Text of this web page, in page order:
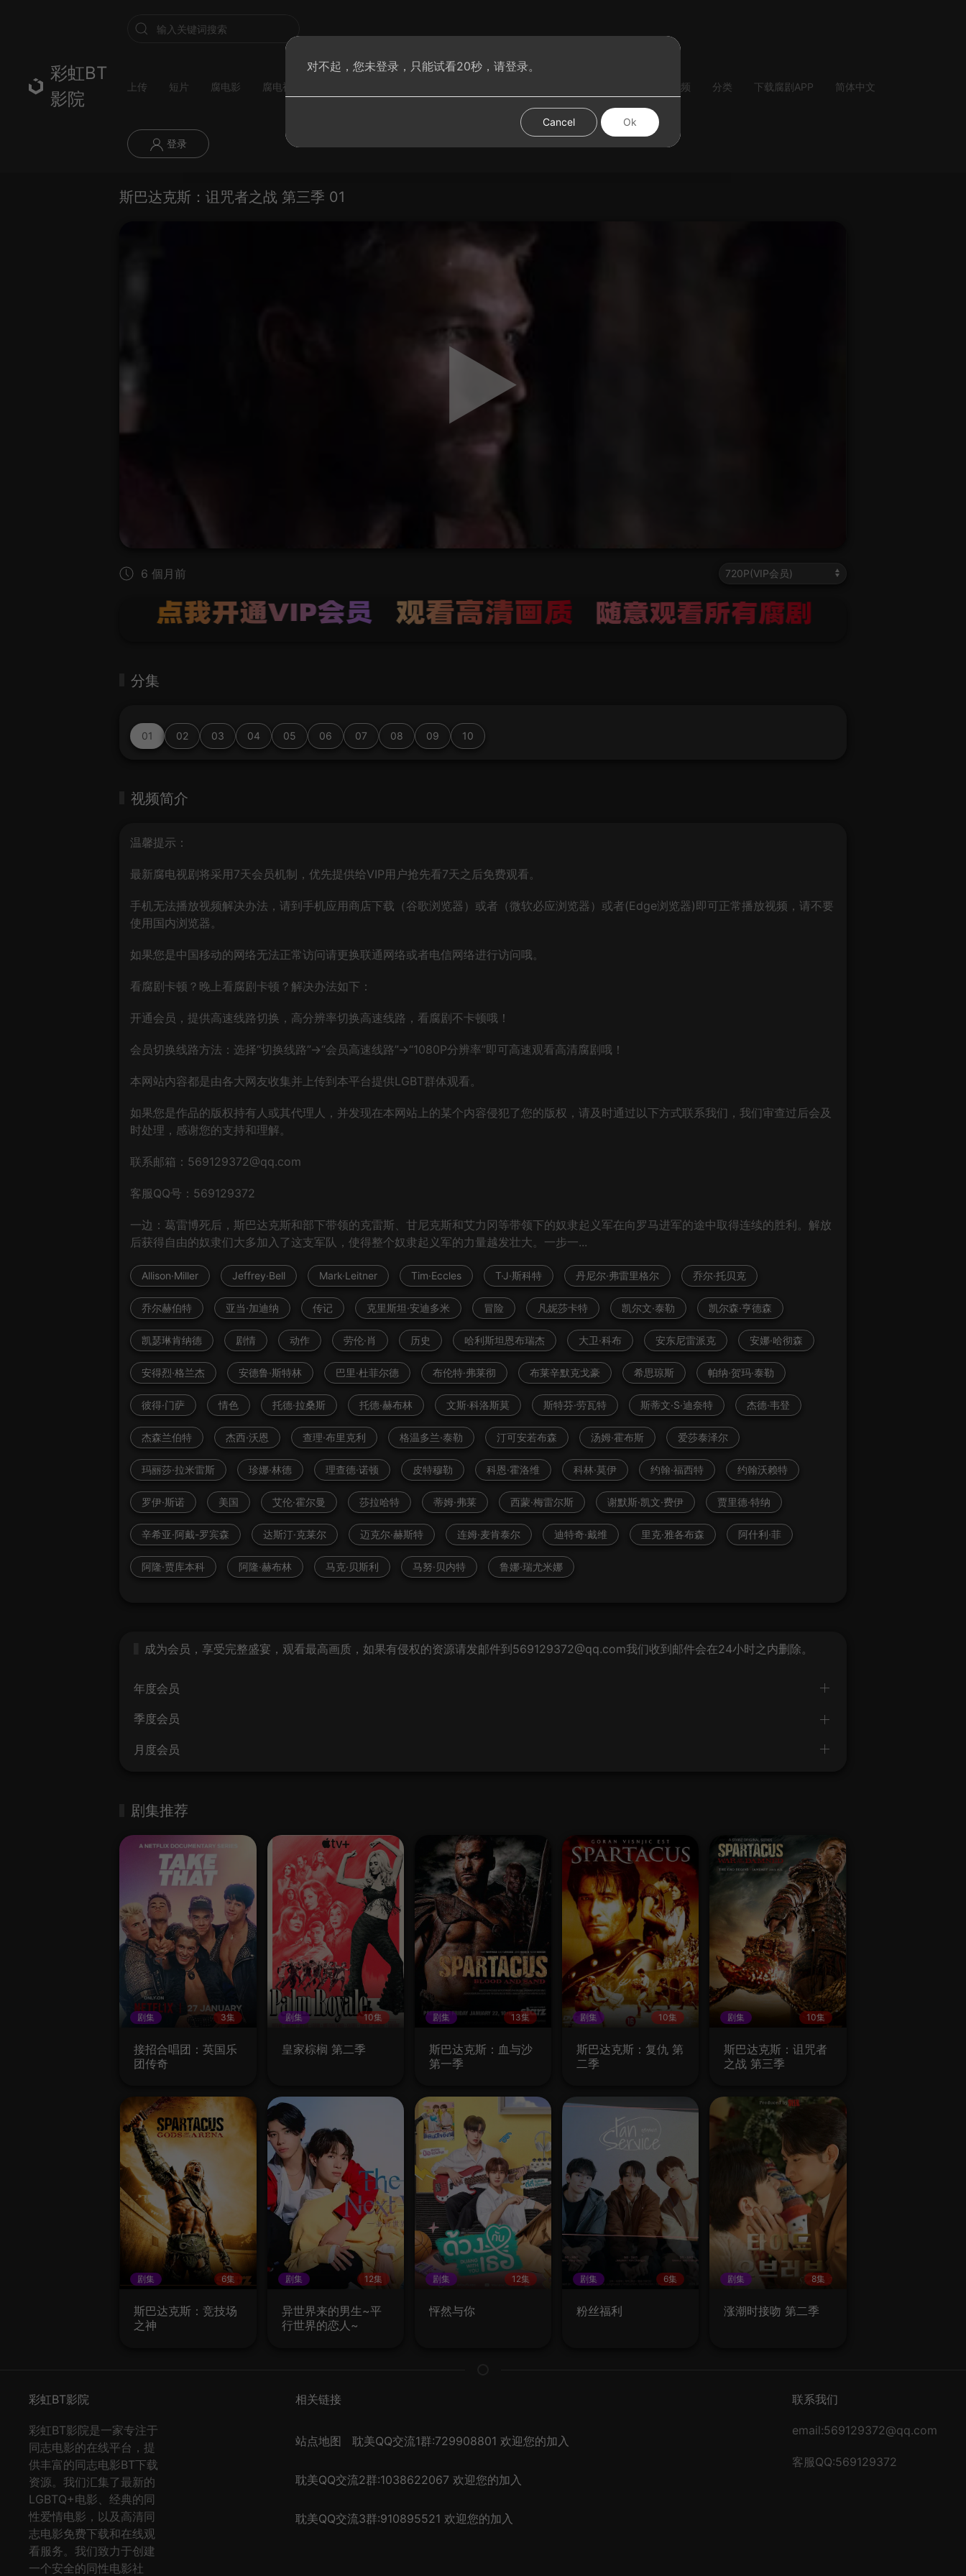
彩虹BT
影院
上传 短片 腐电影 腐电视剧 音频 分类 下载腐剧APP 简体中文
登录
斯巴达克斯：诅咒者之战 第三季 01
6 個月前
分集
01 02 03 04 05 06 07 08 09 10
视频简介
温馨提示：
最新腐电视剧将采用7天会员机制，优先提供给VIP用户抢先看7天之后免费观看。
手机无法播放视频解决办法，请到手机应用商店下载（谷歌浏览器）或者（微软必应浏览器）或者(Edge浏览器)即可正常播放视频，请不要
使用国内浏览器。
如果您是中国移动的网络无法正常访问请更换联通网络或者电信网络进行访问哦。
看腐剧卡顿？晚上看腐剧卡顿？解决办法如下：
开通会员，提供高速线路切换，高分辨率切换高速线路，看腐剧不卡顿哦！
会员切换线路方法：选择“切换线路”→“会员高速线路”→“1080P分辨率”即可高速观看高清腐剧哦！
本网站内容都是由各大网友收集并上传到本平台提供LGBT群体观看。
如果您是作品的版权持有人或其代理人，并发现在本网站上的某个内容侵犯了您的版权，请及时通过以下方式联系我们，我们审查过后会及
时处理，感谢您的支持和理解。
联系邮箱：569129372@qq.com
客服QQ号：569129372
一边：葛雷博死后，斯巴达克斯和部下带领的克雷斯、甘尼克斯和艾力冈等带领下的奴隶起义军在向罗马进军的途中取得连续的胜利。解放
后获得自由的奴隶们大多加入了这支军队，使得整个奴隶起义军的力量越发壮大。一步一...
Allison·Miller Jeffrey·Bell Mark·Leitner Tim·Eccles T·J·斯科特 丹尼尔·弗雷里格尔 乔尔·托贝克
乔尔赫伯特 亚当·加迪纳 传记 克里斯坦·安迪多米 冒险 凡妮莎卡特 凯尔文·泰勒 凯尔森·亨德森
凯瑟琳肯纳德 剧情 动作 劳伦·肖 历史 哈利斯坦恩布瑞杰 大卫·科布 安东尼雷派克 安娜·哈彻森
安得烈·格兰杰 安德鲁·斯特林 巴里·杜菲尔德 布伦特·弗莱彻 布莱辛默克戈豪 希思琼斯 帕纳·贺玛·泰勒
彼得·门萨 情色 托德·拉桑斯 托德·赫布林 文斯·科洛斯莫 斯特芬·劳瓦特 斯蒂文·S·迪奈特 杰德·韦登
杰森兰伯特 杰西·沃恩 查理·布里克利 格温多兰·泰勒 汀可安若布森 汤姆·霍布斯 爱莎泰泽尔
玛丽莎·拉米雷斯 珍娜·林德 理查德·诺顿 皮特穆勒 科恩·霍洛维 科林·莫伊 约翰·福西特 约翰沃赖特
罗伊·斯诺 美国 艾伦·霍尔曼 莎拉哈特 蒂姆·弗莱 西蒙·梅雷尔斯 谢默斯·凯文·费伊 贾里德·特纳
辛希亚·阿戴-罗宾森 达斯汀·克莱尔 迈克尔·赫斯特 连姆·麦肯泰尔 迪特奇·戴维 里克·雅各布森 阿什利·菲
阿隆·贾库本科 阿隆·赫布林 马克·贝斯利 马努·贝内特 鲁娜·瑞尤米娜
成为会员，享受完整盛宴，观看最高画质，如果有侵权的资源请发邮件到569129372@qq.com我们收到邮件会在24小时之内删除。
年度会员
季度会员
月度会员
剧集推荐
剧集 3集
接招合唱团：英国乐
团传奇
剧集 10集
皇家棕榈 第二季
剧集 13集
斯巴达克斯：血与沙
第一季
剧集 10集
斯巴达克斯：复仇 第
二季
剧集 10集
斯巴达克斯：诅咒者
之战 第三季
剧集 6集
斯巴达克斯：竞技场
之神
剧集 12集
异世界来的男生~平
行世界的恋人~
剧集 12集
怦然与你
剧集 6集
粉丝福利
剧集 8集
涨潮时接吻 第二季
彩虹BT影院
彩虹BT影院是一家专注于
同志电影的在线平台，提
供丰富的同志电影BT下载
资源。我们汇集了最新的
LGBTQ+电影、经典的同
性爱情电影，以及高清同
志电影免费下载和在线观
看服务。我们致力于创建
一个安全的同性电影社
相关链接
站点地图 耽美QQ交流1群:729908801 欢迎您的加入
耽美QQ交流2群:1038622067 欢迎您的加入
耽美QQ交流3群:910895521 欢迎您的加入
联系我们
email:569129372@qq.com
客服QQ:569129372
对不起，您未登录，只能试看20秒，请登录。
Cancel Ok